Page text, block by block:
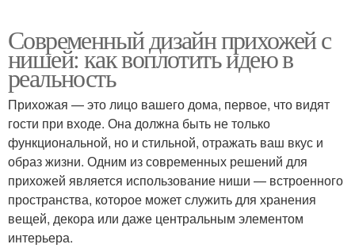
Современный дизайн прихожей с
нишей: как воплотить идею в
реальность
Прихожая — это лицо вашего дома, первое, что видят
гости при входе. Она должна быть не только
функциональной, но и стильной, отражать ваш вкус и
образ жизни. Одним из современных решений для
прихожей является использование ниши — встроенного
пространства, которое может служить для хранения
вещей, декора или даже центральным элементом
интерьера.